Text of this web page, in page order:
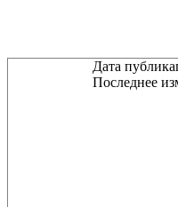
Дата
Последнее